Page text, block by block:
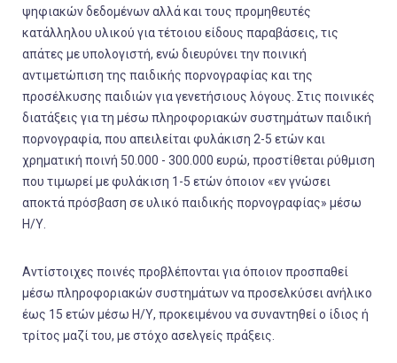
ψηφιακών δεδομένων αλλά και τους προμηθευτές
κατάλληλου υλικού για τέτοιου είδους παραβάσεις, τις
απάτες με υπολογιστή, ενώ διευρύνει την ποινική
αντιμετώπιση της παιδικής πορνογραφίας και της
προσέλκυσης παιδιών για γενετήσιους λόγους. Στις ποινικές
διατάξεις για τη μέσω πληροφοριακών συστημάτων παιδική
πορνογραφία, που απειλείται φυλάκιση 2-5 ετών και
χρηματική ποινή 50.000 - 300.000 ευρώ, προστίθεται ρύθμιση
που τιμωρεί με φυλάκιση 1-5 ετών όποιον «εν γνώσει
αποκτά πρόσβαση σε υλικό παιδικής πορνογραφίας» μέσω
Η/Υ.
Αντίστοιχες ποινές προβλέπονται για όποιον προσπαθεί
μέσω πληροφοριακών συστημάτων να προσελκύσει ανήλικο
έως 15 ετών μέσω Η/Υ, προκειμένου να συναντηθεί ο ίδιος ή
τρίτος μαζί του, με στόχο ασελγείς πράξεις.